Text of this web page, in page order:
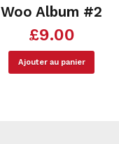
Woo Album #2
£9.00
Ajouter au panier